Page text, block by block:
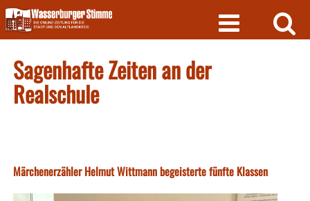
Skip
to
content
Sagenhafte Zeiten an der
Realschule
Märchenerzähler Helmut Wittmann begeisterte fünfte Klassen